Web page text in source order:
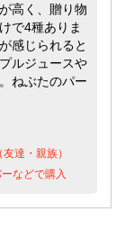
高く、贈り物
で4種ありま
感じられると
ルジュースや
ねぶたのパー
達・親族）
などで購入